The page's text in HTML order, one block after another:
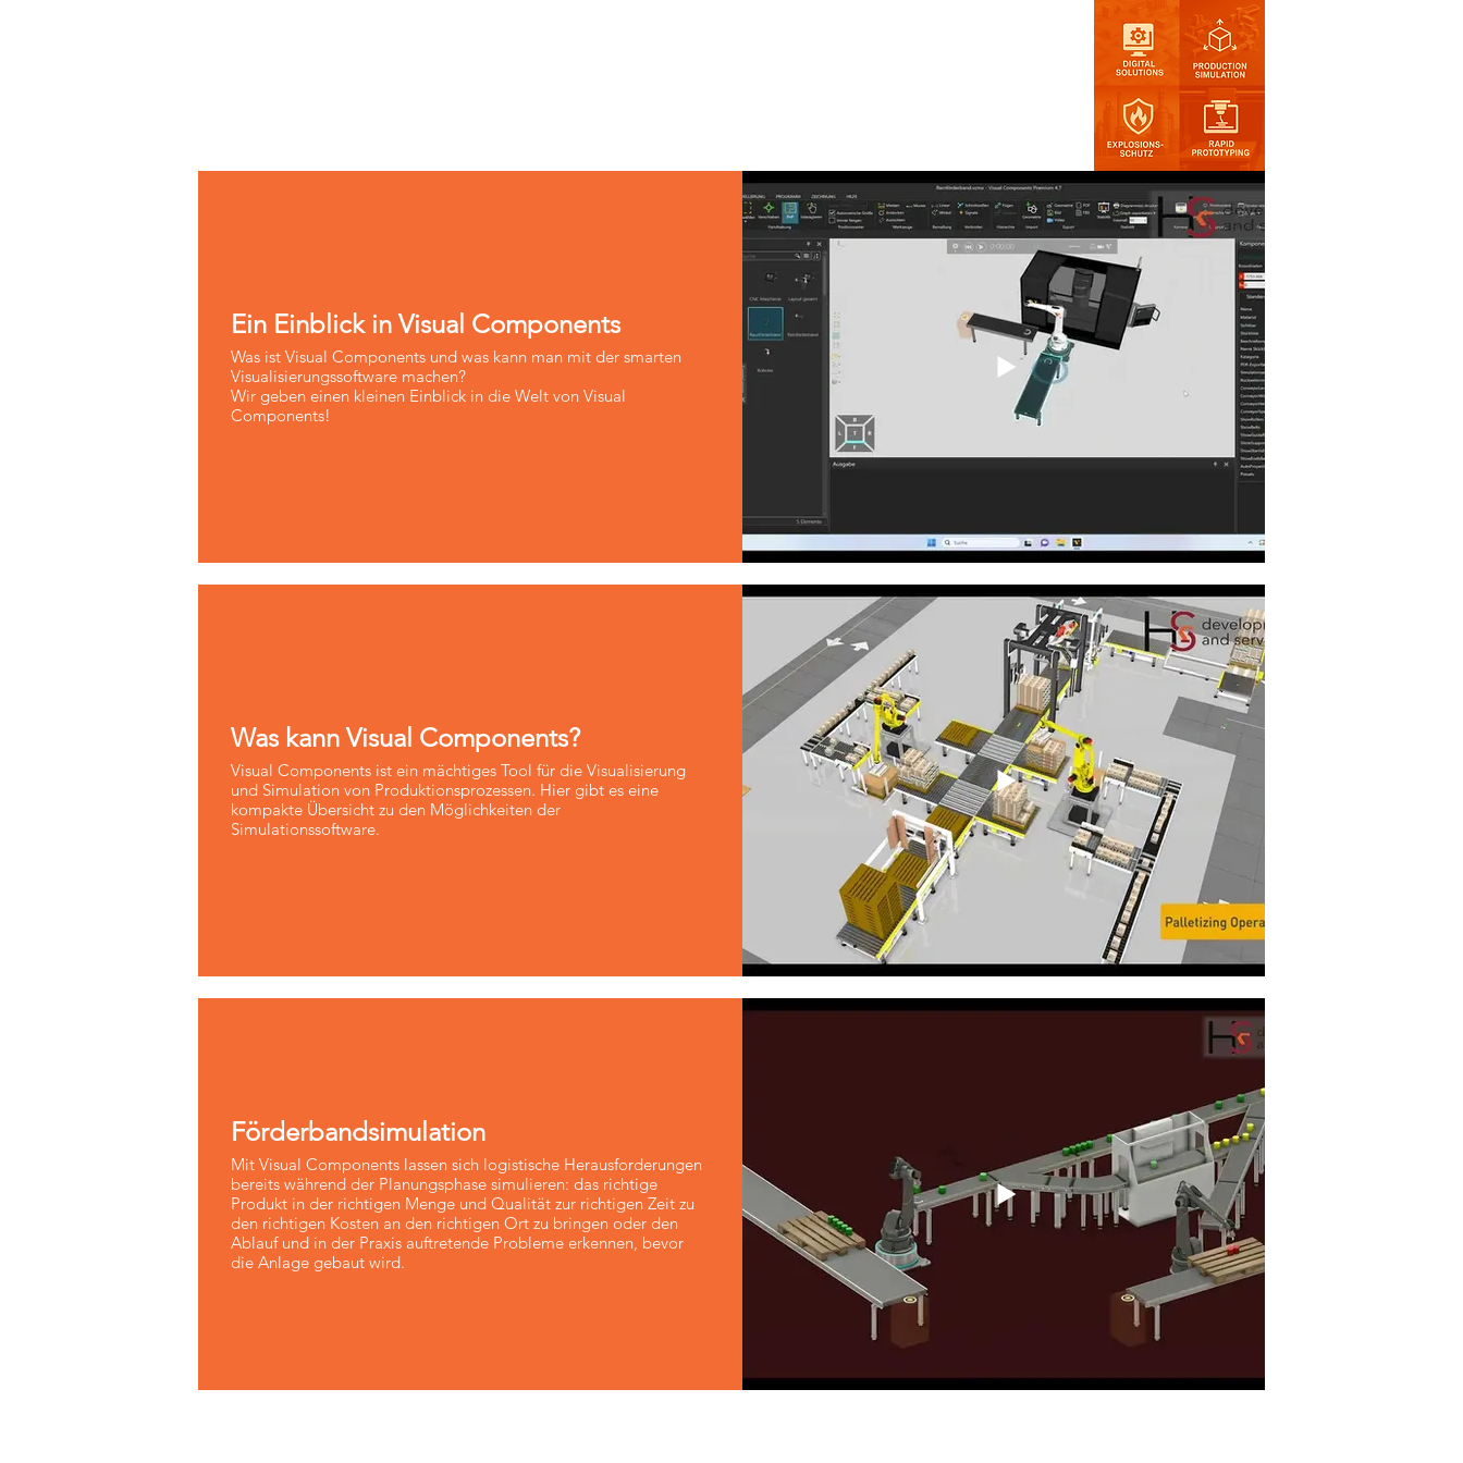
Ein Einblick in Visual Components
Was ist Visual Components und was kann man mit der smarten
Visualisierungssoftware machen?
Wir geben einen kleinen Einblick in die Welt von Visual
Components!
Was kann Visual Components?
Visual Components ist ein mächtiges Tool für die Visualisierung
und Simulation von Produktionsprozessen. Hier gibt es eine
kompakte Übersicht zu den Möglichkeiten der
Simulationssoftware.
Förderbandsimulation
Mit Visual Components lassen sich logistische Herausforderungen
bereits während der Planungsphase simulieren: das richtige
Produkt in der richtigen Menge und Qualität zur richtigen Zeit zu
den richtigen Kosten an den richtigen Ort zu bringen oder den
Ablauf und in der Praxis auftretende Probleme erkennen, bevor
die Anlage gebaut wird.